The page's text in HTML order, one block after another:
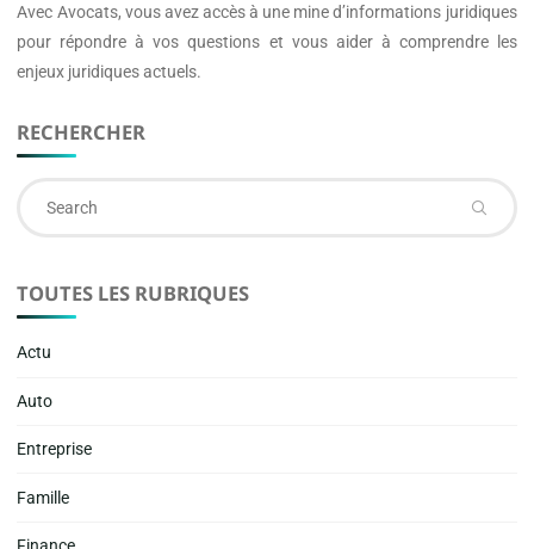
Avec Avocats, vous avez accès à une mine d’informations juridiques
pour répondre à vos questions et vous aider à comprendre les
enjeux juridiques actuels.
RECHERCHER
TOUTES LES RUBRIQUES
Actu
Auto
Entreprise
Famille